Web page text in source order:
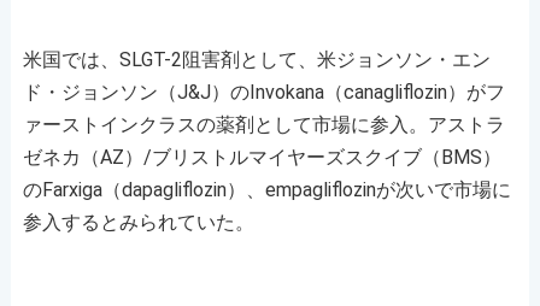
米国では、SLGT-2阻害剤として、米ジョンソン・エン
ド・ジョンソン（J&J）のInvokana（canagliflozin）がフ
ァーストインクラスの薬剤として市場に参入。アストラ
ゼネカ（AZ）/ブリストルマイヤーズスクイブ（BMS）
のFarxiga（dapagliflozin）、empagliflozinが次いで市場に
参入するとみられていた。